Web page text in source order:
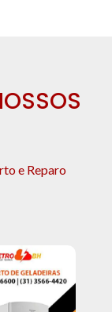
e Reparo